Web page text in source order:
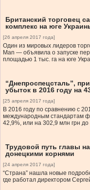
Британский торговец
комплекс на юге
[26 апреля 2017 года]
Один из мировых лидеров
Man — объявила о запуске
площадью 1 тыс. га на юге
“Днепроспецсталь”,
убыток в 2016 году на
[25 апреля 2017 года]
В 2016 году по сравнению с
международным стандартам
42,9%, или на 302,9 млн грн до
Трудовой путь главы
донецкими корнями
[24 апреля 2017 года]
“Страна” нашла новые
где работал директором